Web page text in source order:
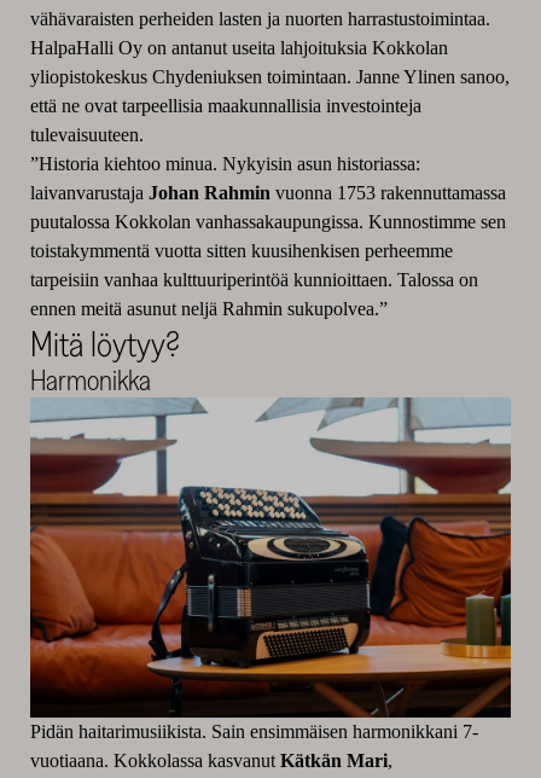
vähävaraisten perheiden lasten ja nuorten harrastustoimintaa.
HalpaHalli Oy on antanut useita lahjoituksia Kokkolan
yliopistokeskus Chydeniuksen toimintaan. Janne Ylinen sanoo,
että ne ovat tarpeellisia maakunnallisia investointeja
tulevaisuuteen.
”Historia kiehtoo minua. Nykyisin asun historiassa:
laivanvarustaja Johan Rahmin vuonna 1753 rakennuttamassa
puutalossa Kokkolan vanhassakaupungissa. Kunnostimme sen
toistakymmentä vuotta sitten kuusihenkisen perheemme
tarpeisiin vanhaa kulttuuriperintöä kunnioittaen. Talossa on
ennen meitä asunut neljä Rahmin sukupolvea.”
Mitä löytyy?
Harmonikka
Pidän haitarimusiikista. Sain ensimmäisen harmonikkani 7-
vuotiaana. Kokkolassa kasvanut Kätkän Mari,